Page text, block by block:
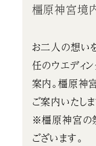
橿原神宮境
お二人の想い
任のウエディ
案内。橿原神
ご案内いたしま
※橿原神宮の
ございます。